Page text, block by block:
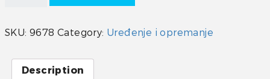
quantity
SKU: 9678 Category: Uređenje i opremanje
Description